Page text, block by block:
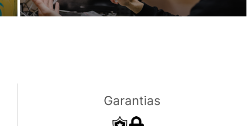
Garantias